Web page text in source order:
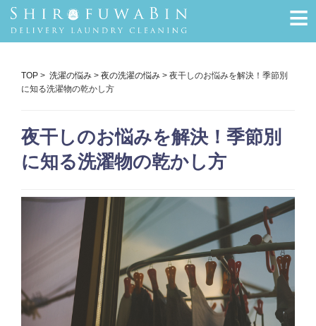
≡
TOP > 洗濯の悩み > 夜の洗濯の悩み > 夜干しのお悩みを解決！季節別
に知る洗濯物の乾かし方
夜干しのお悩みを解決！季節別
に知る洗濯物の乾かし方